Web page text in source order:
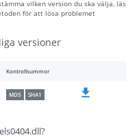
vilken version du ska välja, läs
för att lösa problemet
versioner
Kontrollsummor
MD5 SHA1